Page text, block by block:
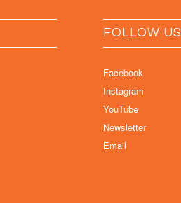
FOLLOW US
Facebook
Instagram
YouTube
Newsletter
Email